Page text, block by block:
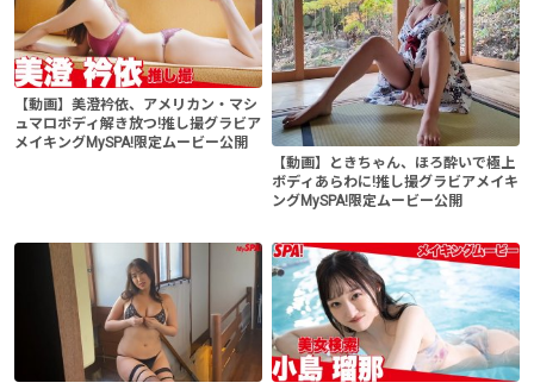
【動画】美澄衿依、アメリカン・マシ
ュマロボディ解き放つ!推し撮グラビア
メイキングMySPA!限定ムービー公開
【動画】ときちゃん、ほろ酔いで極上
ボディあらわに!推し撮グラビアメイキ
ングMySPA!限定ムービー公開